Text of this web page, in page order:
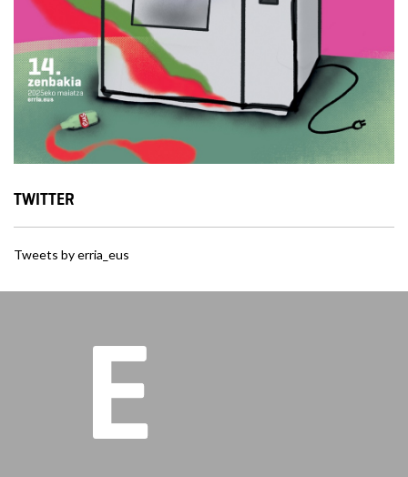
TWITTER
Tweets by erria_eus